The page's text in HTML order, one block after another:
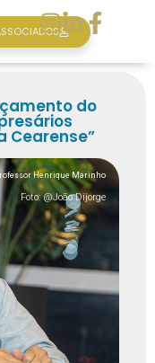
do
Cearense”
Henrique Marinho
Foto: @João Dijorge